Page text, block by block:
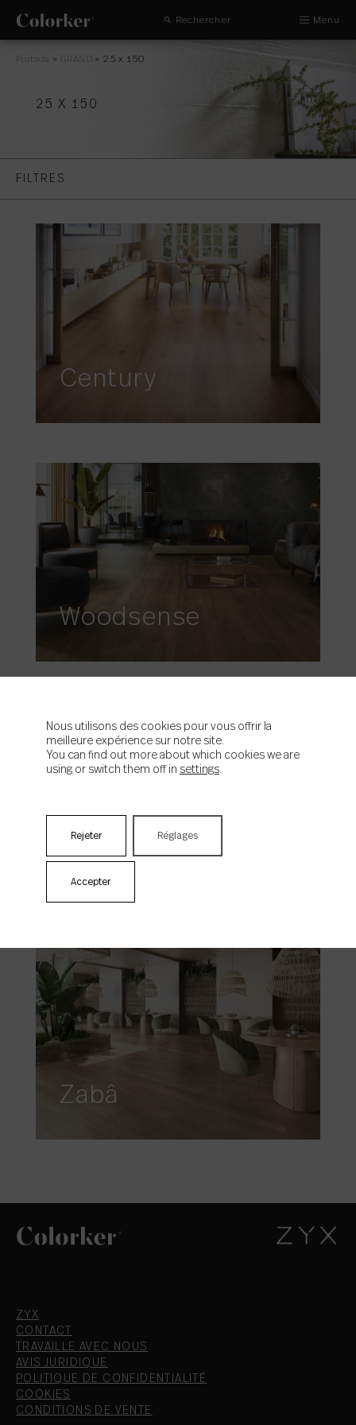
Rechercher Menu
Portada » GRAND » 25 x 150
25 X 150
FILTRES
Century
Woodsense
Woodside
Zabâ
ZYX
CONTACT
TRAVAILLE AVEC NOUS
AVIS JURIDIQUE
POLITIQUE DE CONFIDENTIALITÉ
COOKIES
CONDITIONS DE VENTE
Nous utilisons des cookies pour vous offrir la
meilleure expérience sur notre site.
You can find out more about which cookies we are
using or switch them off in settings
Accepter
Rejeter Réglages